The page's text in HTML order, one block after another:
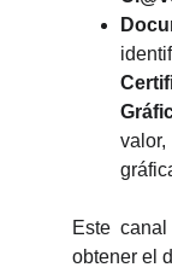
Este
obtener el